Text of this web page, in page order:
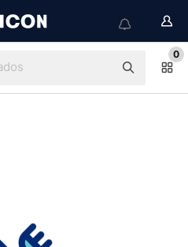
0